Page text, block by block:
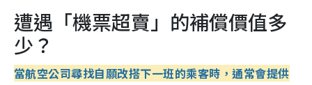
遭遇「機票超賣」的補償價值多
少？
當航空公司尋找自願改搭下一班的乘客時，通常會提供